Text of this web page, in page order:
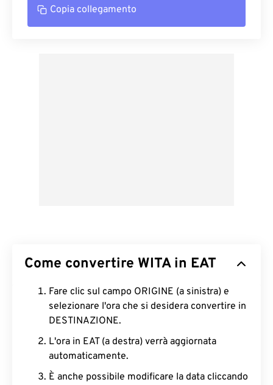
Copia collegamento
Come convertire WITA in EAT
Fare clic sul campo ORIGINE (a sinistra) e
selezionare l'ora che si desidera convertire in
DESTINAZIONE.
L'ora in EAT (a destra) verrà aggiornata
automaticamente.
È anche possibile modificare la data cliccando